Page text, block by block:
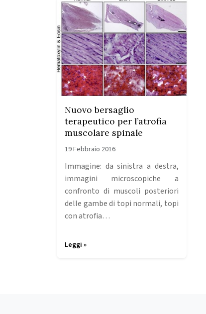
Nuovo bersaglio
terapeutico per l’atrofia
muscolare spinale
19 Febbraio 2016
Immagine: da sinistra a destra,
immagini microscopiche a
confronto di muscoli posteriori
delle gambe di topi normali, topi
con atrofia…
Leggi »